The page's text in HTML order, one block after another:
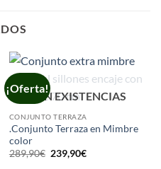
¡Oferta!
SIN EXISTENCIAS
CONJUNTO TERRAZA
.Conjunto Terraza en Mimbre
color
289,90€ El
precio
239,90€El